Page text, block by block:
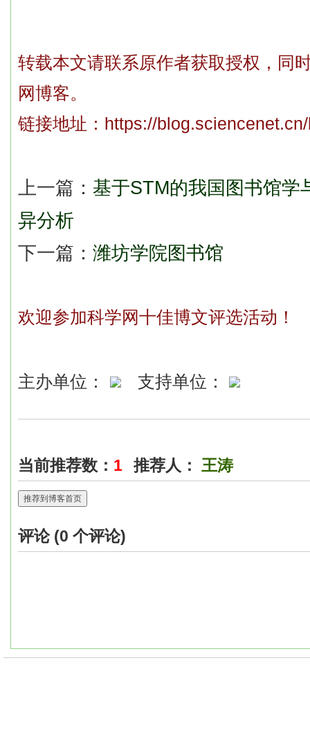
转载本文请联系原作者获取授权，同
网博客。
链接地址： https://
上一篇： 基于STM的我国图书馆学
异分析
下一篇： 潍坊学院图书馆
欢迎参加科学网十佳博文评选活动！
主办单位： 支持单位：
当前推荐数： 1 推荐人： 王涛
推荐到博客首页
评论 (0 个评论)